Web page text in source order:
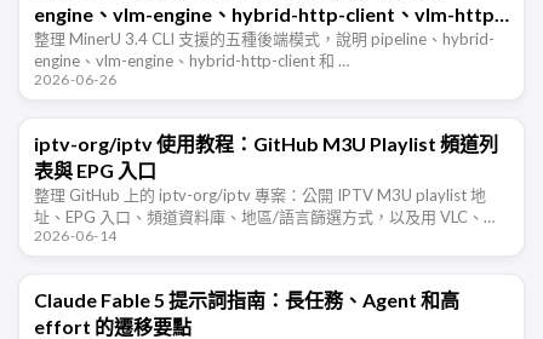
engine、vlm-engine、hybrid-http-client、vlm-http-
client 一篇看懂
整理 MinerU 3.4 CLI 支援的五種後端模式，說明 pipeline、hybrid-
engine、vlm-engine、hybrid-http-client 和 …
2026-06-26
iptv-org/iptv 使用教程：GitHub M3U Playlist 頻道列
表與 EPG 入口
整理 GitHub 上的 iptv-org/iptv 專案：公開 IPTV M3U playlist 地
址、EPG 入口、頻道資料庫、地區/語言篩選方式，以及用 VLC、
IINA、PotPlayer …
2026-06-14
Claude Fable 5 提示詞指南：長任務、Agent 和高
effort 的遷移要點